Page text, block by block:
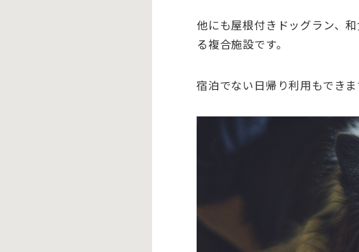
他にも屋根付きドッグラン、
る複合施設です。
宿泊でない日帰り利用もでき